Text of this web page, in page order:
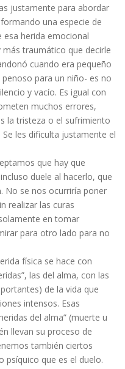
justamente para abordar
una especie de
esa herida emocional
traumático que decirle
cuando era pequeño
para un niño- es no
y vacío. Es igual con
muchos errores,
la tristeza o el sufrimiento
les dificulta justamente el
que hay que
duele al hacerlo, que
No se nos ocurriría poner
realizar las curas
en tomar
para otro lado para no
física se hace con
las del alma, con las
de la vida que
intensos. Esas
del alma” (muerte u
llevan su proceso de
también ciertos
psíquico que es el duelo.